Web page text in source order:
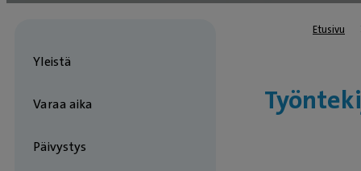
Yleistä
Varaa aika
Päivystys
Etusivu